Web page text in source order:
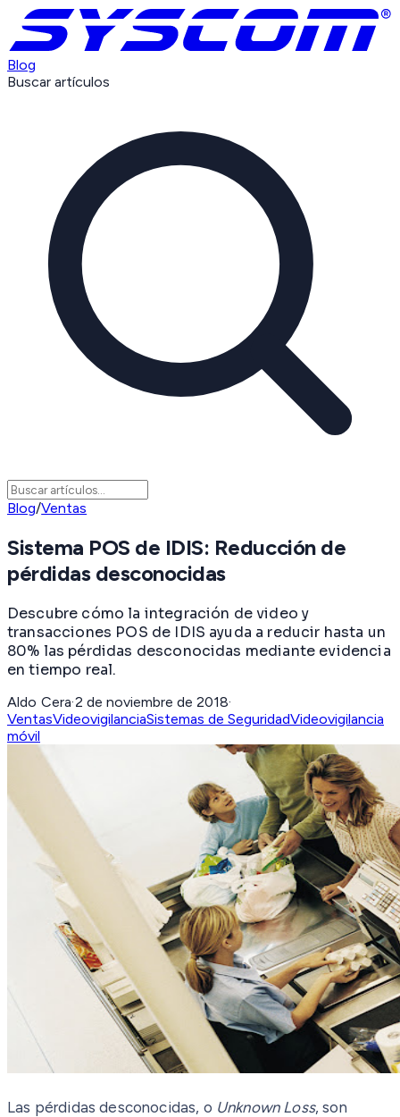
Blog
Buscar artículos
Blog/Ventas
Sistema POS de IDIS: Reducción de
pérdidas desconocidas
Descubre cómo la integración de video y
transacciones POS de IDIS ayuda a reducir hasta un
80% las pérdidas desconocidas mediante evidencia
en tiempo real.
Aldo Cera·2 de noviembre de 2018·
VentasVideovigilanciaSistemas de SeguridadVideovigilancia
móvil
Las pérdidas desconocidas, o Unknown Loss, son